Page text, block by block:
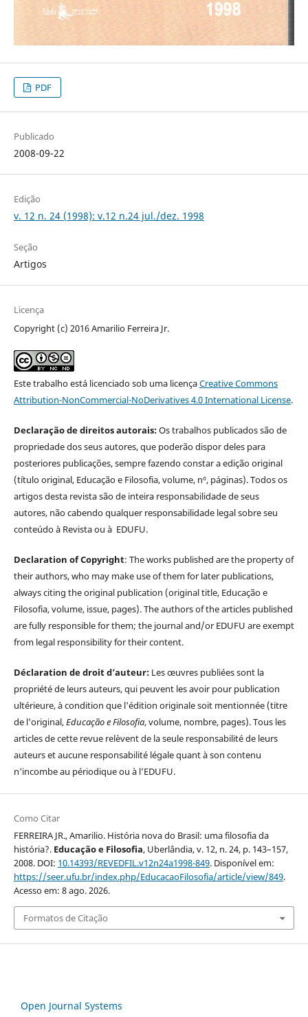
PDF
Publicado
2008-09-22
Edição
v. 12 n. 24 (1998): v.12 n.24 jul./dez. 1998
Seção
Artigos
Licença
Copyright (c) 2016 Amarilio Ferreira Jr.
Este trabalho está licenciado sob uma licençaCreative Commons
Attribution-NonCommercial-NoDerivatives 4.0 International License.
Declaração de direitos autorais:Os trabalhos publicados são de
propriedade dos seus autores, que poderão dispor deles para
posteriores publicações, sempre fazendo constar a edição original
(título original, Educação e Filosofia, volume, nº, páginas). Todos os
artigos desta revista são de inteira responsabilidade de seus
autores, não cabendo qualquer responsabilidade legal sobre seu
conteúdo à Revista ou à EDUFU.
Declaration of Copyright: The works published are the property of
their authors, who may make use of them for later publications,
always citing the original publication (original title, Educação e
Filosofia, volume, issue, pages). The authors of the articles published
are fully responsible for them; the journal and/or EDUFU are exempt
from legal responsibility for their content.
Déclaration de droit d’auteur: Les œuvres publiées sont la
propriété de leurs auteurs, qui peuvent les avoir pour publication
ultérieure, à condition que l'édition originale soit mentionnée (titre
de l'original,Educação e Filosofia, volume, nombre, pages). Tous les
articles de cette revue relèvent de la seule responsabilité de leurs
auteurs et aucune responsabilité légale quant à son contenu
n'incombe au périodique ou à l’EDUFU.
Como Citar
FERREIRA JR., Amarilio. História nova do Brasil: uma filosofia da
história?. Educação e Filosofia, Uberlândia, v. 12, n. 24, p. 143–157,
2008. DOI: 10.14393/REVEDFIL.v12n24a1998-849. Disponível em:
https://seer.ufu.br/index.php/EducacaoFilosofia/article/view/849.
Acesso em: 8 ago. 2026.
Formatos de Citação
Open Journal Systems